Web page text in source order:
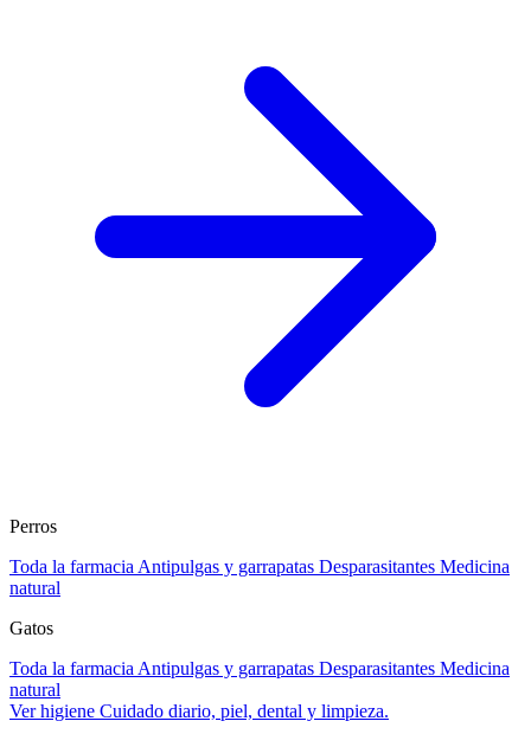
Perros
Toda la farmacia Antipulgas y garrapatas Desparasitantes Medicina
natural
Gatos
Toda la farmacia Antipulgas y garrapatas Desparasitantes Medicina
natural
Ver higiene Cuidado diario, piel, dental y limpieza.